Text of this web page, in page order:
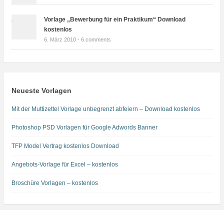
Vorlage „Bewerbung für ein Praktikum“ Download
kostenlos
6. März 2010 - 6 comments
Neueste Vorlagen
Mit der Muttizettel Vorlage unbegrenzt abfeiern – Download kostenlos
Photoshop PSD Vorlagen für Google Adwords Banner
TFP Model Vertrag kostenlos Download
Angebots-Vorlage für Excel – kostenlos
Broschüre Vorlagen – kostenlos